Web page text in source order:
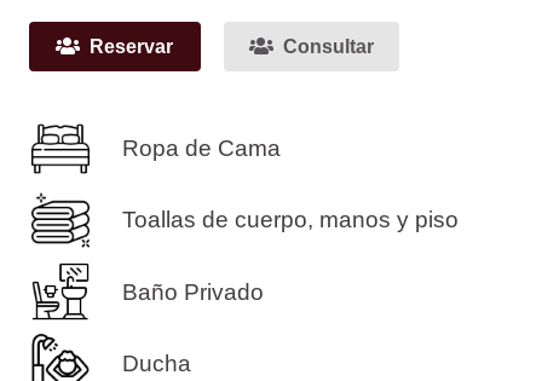
Reservar Consultar
Ropa de Cama
Toallas de cuerpo, manos y piso
Baño Privado
Ducha